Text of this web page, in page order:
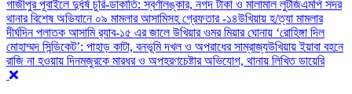
গাজীপুর পূবাইলে দুর্ধর্ষ চুরি-ডাকাতি: স্বর্ণালঙ্কার, নগদ টাকা ও মালামাল লুটজিএমপি সদর
থানার বিশেষ অভিযানে ০৯ মামলার আসামিসহ গ্রেফতার -১৪উখিয়ায় হ/ত্যা মামলার
দীর্ঘদিন পলাতক আসামি র‌্যাব-১৫ এর জালে ‎‎উখিয়ার ওমর মিয়ার ঘোনায় ‘রোহিঙ্গা দিল
মোহাম্মদ সিন্ডিকেট’: পাহাড় কাটা, বনভূমি দখল ও অপরাধের সাম্রাজ্যউখিয়ায় ইয়াবা বহনে
রাজি না হওয়ায় দিনমজুরকে মারধর ও অপহরণচেষ্টার অভিযোগ, থানায় লিখিত ডায়েরি